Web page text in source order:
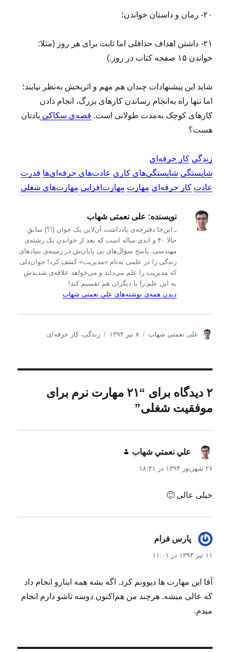
۲۰- رمان و داستان خواندن؛
۲۱- داشتن اهداف حداقلی اما ثابت برای هر روز (مثلا:
خواندن ۱۵ صفحه کتاب در روز.)
شاید این پیشنهادات چندان هم مهم و اثربخش به‌نظر نیایند؛
اما تنها راه به‌انجام رساندن کارهای بزرگ، انجام دادن
کارهای کوچک به‌مدت طولانی است. قصه‌ی سکاکی یادتان
هست؟
زندگی کار حرفه‌ای
شایستگی شایستگی‌های کاری عادت‌های حرفه‌ای‌ها قدرت
عادت کار حرفه‌ای مهارت مهارت‌افزایی مهارت‌های شغلی
نویسنده: علی نعمتی شهاب
ـ این‌جا دفترچه‌ی یادداشت‌ آن‌لاین یک جوان (!؟) سابقِ
حالا ۴۰ و اندی ساله است که بعد از خواندن یک رشته‌ی
مهندسی، پاسخ سؤال‌های بی پایان‌ش در زمینه‌ی بنیادهای
زندگی را در علمی به‌نام «مدیریت» کشف کرد! جوان‌دلی
که مدیریت را علم می‌داند و می‌خواهد علاقه‌ی شدیدش
به این علم را با دیگران هم تقسیم کند!
دیدن همه‌ی نوشته‌های علی نعمتی شهاب
ن
ه
علی نعمتی شهاب
ا
ش
د
ه
ر
۸ تیر ۱۳۹۴
دزندگی،کار حرفه‌ای
۲ دیدگاه برای “۲۱ مهارت نرم برای
موفقیت شغلی”
علي نعمتي شهاب
۲۶ شهریور ۱۳۹۴ در ۱۸:۴۱
خیلی عالی 🙂
پارس فرام
۱۱ تیر ۱۳۹۴ در ۱۱:۰۱
آقا این مهارت ها دیوونم کرد. اگه بشه همه اینارو انجام داد
که عالی میشه. هرچند من هم‌اکنون دوسه تاشو دارم انجام
میدم.